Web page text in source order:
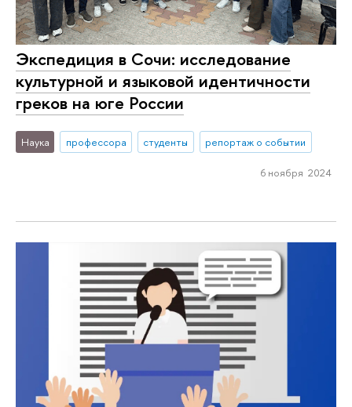
Экспедиция в Сочи: исследование
культурной и языковой идентичности
греков на юге России
Наука профессора студенты репортаж о событии
6 ноября 2024